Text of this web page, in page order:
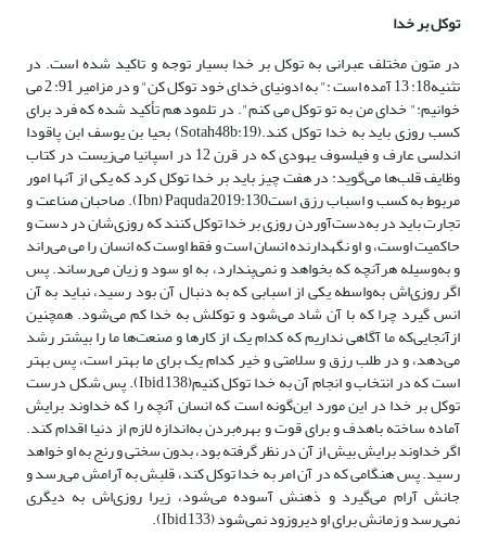
توکل بر خدا
در متون مختلف عبرانی به توکل بر خدا بسیار توجه و تاکید شده است. در
تثنیه18: 13 آمده است :" به ادونیای خدای خود توکل کن" و در مزامیر 91: 2 می
خوانیم:" خدای من به تو توکل می کنم". در تلمود هم تأکید شده که فرد برای
کسب روزی باید به خدا توکل کند.(Sotah48b:19) بحیا بن یوسف ابن پاقودا
اندلسی عارف و فیلسوف یهودی که در قرن 12 در اسپانیا می‌زیست در کتاب
وظایف قلب‌ها می‌گوید: در هفت چیز باید بر خدا توکل کرد که یکی از آنها امور
مربوط به کسب و اسباب رزق استIbn) Paquda,2019:130). صاحبان صناعت و
تجارت باید در به‌دست‌آوردن روزی بر خدا توکل کنند که روزی‌شان در دست و
حاکمیت اوست، و او نگهدارنده انسان است و فقط اوست که انسان را می می‌راند
و به‌وسیله هرآنچه که بخواهد و نمی‌پندارد، به او سود و زیان می‌رساند. پس
اگر روزی‌اش به‌واسطه یکی از اسبابی که به دنبال آن بود رسید، نباید به آن
انس گیرد چرا که با آن شاد می‌شود و توکلش به خدا کم می‌شود. همچنین
ازآنجایی‌که ما آگاهی نداریم که کدام یک از کارها و صنعت‌ها ما را بیشتر رشد
می‌دهد، و در طلب رزق و سلامتی و خیر کدام یک برای ما بهتر است، پس بهتر
است که در انتخاب و انجام آن به خدا توکل کنیم(Ibid,138). پس شکل درست
توکل بر خدا در این مورد این‌گونه است که انسان آنچه را که خداوند برایش
آماده ساخته باهدف و برای قوت و بهره‌بردن به‌اندازه لازم از دنیا اقدام کند.
اگر خداوند برایش بیش از آن در نظر گرفته بود، بدون سختی و رنج به او خواهد
رسید. پس هنگامی که در آن امر به خدا توکل کند، قلبش به آرامش می‌رسد و
جانش آرام می‌گیرد و ذهنش آسوده می‌شود، زیرا روزی‌اش به دیگری
نمی‌رسد و زمانش برای او دیروزود نمی‌شود (Ibid,133).